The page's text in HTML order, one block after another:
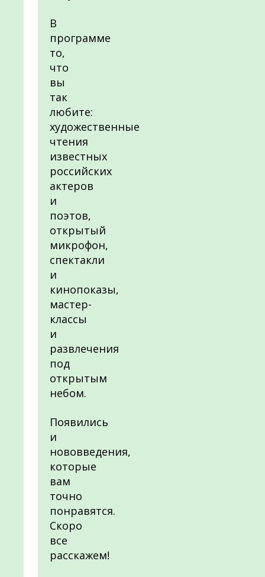
В
программе
то,
что
вы
так
любите:
художественные
чтения
известных
российских
актеров
и
поэтов,
открытый
микрофон,
спектакли
и
кинопоказы,
мастер-
классы
и
развлечения
под
открытым
небом.
Появились
и
нововведения,
которые
вам
точно
понравятся.
Скоро
все
расскажем!